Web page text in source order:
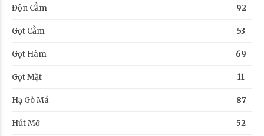
Độn Cằm 92
Gọt Cằm 53
Gọt Hàm 69
Gọt Mặt 11
Hạ Gò Má 87
Hút Mỡ 52